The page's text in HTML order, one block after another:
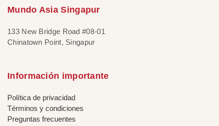
Mundo Asia Singapur
133 New Bridge Road #08-01
Chinatown Point, Singapur
Información importante
Política de privacidad
Términos y condiciones
Preguntas frecuentes